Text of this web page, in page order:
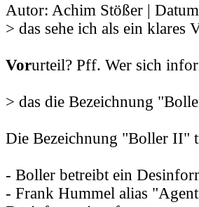
Autor: Achim Stößer |
> das sehe ich als ein klares
Vorurteil? Pff. Wer sich
> das die Bezeichnung
Die Bezeichnung "Boller II"
- Boller betreibt ein
- Frank Hummel alias